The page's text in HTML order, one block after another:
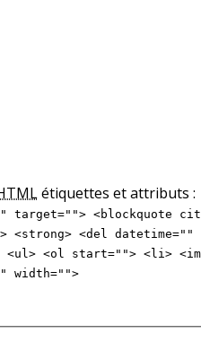
étiquettes et attributs :
<blockquote
<strong> <del
<ul> <ol start=""> <li>
width="">